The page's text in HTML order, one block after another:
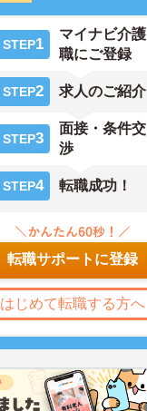
STEP1
マイナビ介護
職にご登録
STEP2 求人のご紹介
STEP3
面接・条件交
渉
STEP4 転職成功！
転職サポートに登録
はじめて転職する方へ